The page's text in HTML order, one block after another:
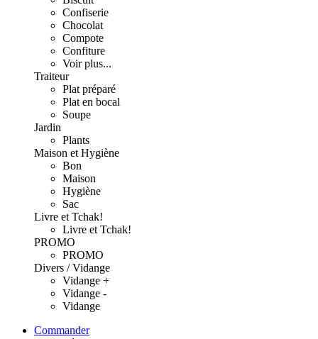
Confiserie
Chocolat
Compote
Confiture
Voir plus...
Traiteur
Plat préparé
Plat en bocal
Soupe
Jardin
Plants
Maison et Hygiène
Bon
Maison
Hygiène
Sac
Livre et Tchak!
Livre et Tchak!
PROMO
PROMO
Divers / Vidange
Vidange +
Vidange -
Vidange
Commander